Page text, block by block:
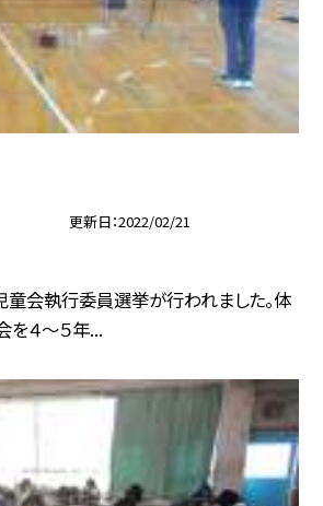
更新日 2022/02/21
会執行委員選挙が行われました。体
４〜５年...